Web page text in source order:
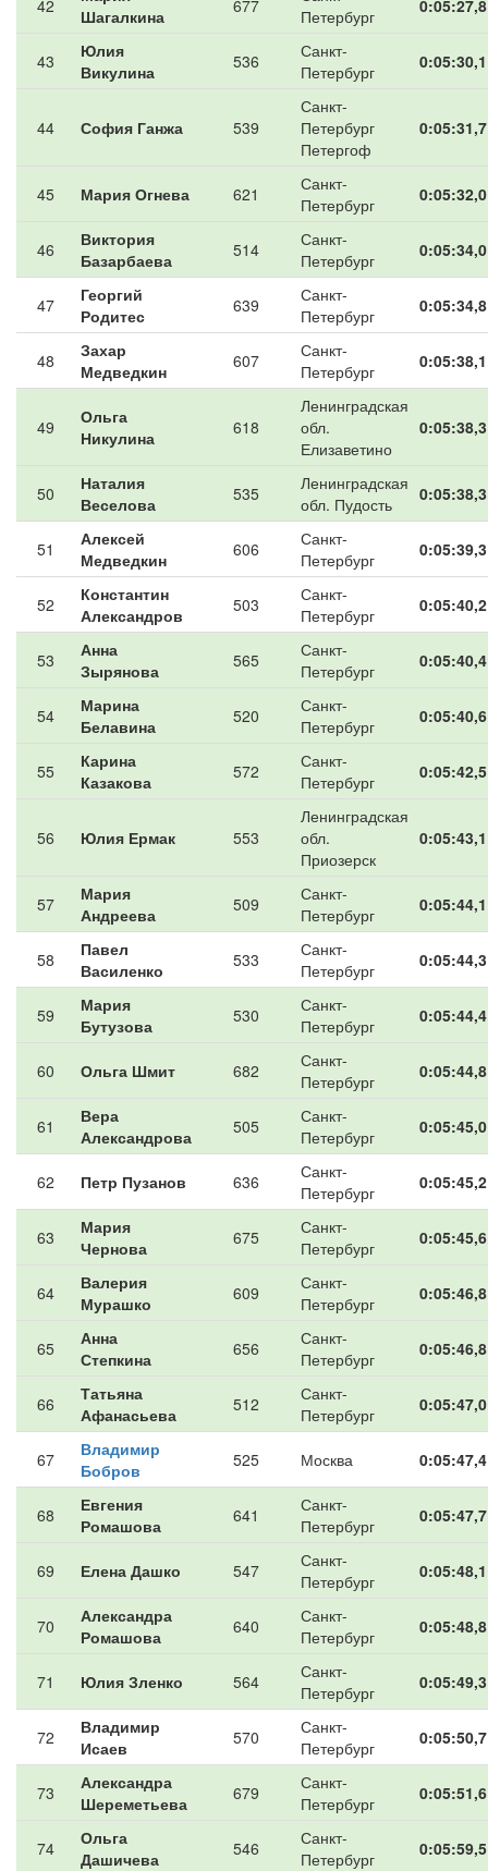
42
Шагалкина
677
Петербург
0:05:27,8
43
Юлия
Викулина
536
Санкт-
Петербург
0:05:30,1
44 София Ганжа 539
Санкт-
Петербург
Петергоф
0:05:31,7
45 Мария Огнева 621
Санкт-
Петербург
0:05:32,0
46
Виктория
Базарбаева
514
Санкт-
Петербург
0:05:34,0
47
Георгий
Родитес
639
Санкт-
Петербург
0:05:34,8
48
Захар
Медведкин
607
Санкт-
Петербург
0:05:38,1
49
Ольга
Никулина
618
Ленинградская
обл.
Елизаветино
0:05:38,3
50
Наталия
Веселова
535
Ленинградская
обл. Пудость
0:05:38,3
51
Алексей
Медведкин
606
Санкт-
Петербург
0:05:39,3
52
Константин
Александров
503
Санкт-
Петербург
0:05:40,2
53
Анна
Зырянова
565
Санкт-
Петербург
0:05:40,4
54
Марина
Белавина
520
Санкт-
Петербург
0:05:40,6
55
Карина
Казакова
572
Санкт-
Петербург
0:05:42,5
56 Юлия Ермак 553
Ленинградская
обл.
Приозерск
0:05:43,1
57
Мария
Андреева
509
Санкт-
Петербург
0:05:44,1
58
Павел
Василенко
533
Санкт-
Петербург
0:05:44,3
59
Мария
Бутузова
530
Санкт-
Петербург
0:05:44,4
60 Ольга Шмит 682
Санкт-
Петербург
0:05:44,8
61
Вера
Александрова
505
Санкт-
Петербург
0:05:45,0
62 Петр Пузанов 636
Санкт-
Петербург
0:05:45,2
63
Мария
Чернова
675
Санкт-
Петербург
0:05:45,6
64
Валерия
Мурашко
609
Санкт-
Петербург
0:05:46,8
65
Анна
Степкина
656
Санкт-
Петербург
0:05:46,8
66
Татьяна
Афанасьева
512
Санкт-
Петербург
0:05:47,0
67
Владимир
Бобров
525 Москва 0:05:47,4
68
Евгения
Ромашова
641
Санкт-
Петербург
0:05:47,7
69 Елена Дашко 547
Санкт-
Петербург
0:05:48,1
70
Александра
Ромашова
640
Санкт-
Петербург
0:05:48,8
71 Юлия Зленко 564
Санкт-
Петербург
0:05:49,3
72
Владимир
Исаев
570
Санкт-
Петербург
0:05:50,7
73
Александра
Шереметьева
679
Санкт-
Петербург
0:05:51,6
74
Ольга
Дашичева
546
Санкт-
Петербург
0:05:59,5